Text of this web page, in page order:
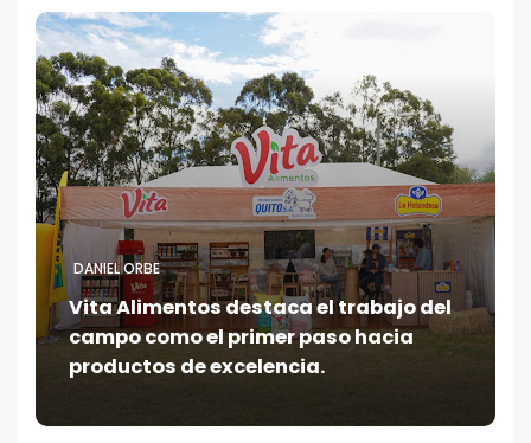
DANIEL ORBE
Vita Alimentos destaca el trabajo del
campo como el primer paso hacia
productos de excelencia.